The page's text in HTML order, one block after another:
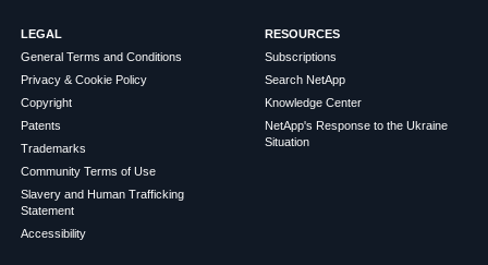
LEGAL
General Terms and Conditions
Privacy & Cookie Policy
Copyright
Patents
Trademarks
Community Terms of Use
Slavery and Human Trafficking
Statement
Accessibility
RESOURCES
Subscriptions
Search NetApp
Knowledge Center
NetApp's Response to the Ukraine
Situation